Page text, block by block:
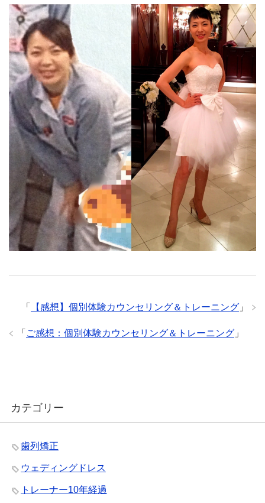
「 【感想】個別体験カウンセリング＆トレーニング 」
「 ご感想：個別体験カウンセリング＆トレーニング 」
カテゴリー
歯列矯正
ウェディングドレス
トレーナー10年経過